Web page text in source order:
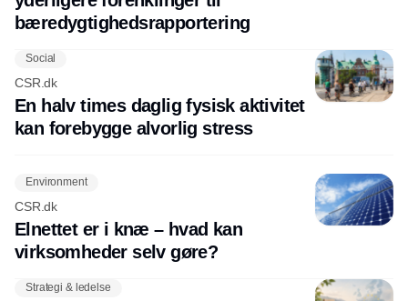
bæredygtighedsrapportering
Social
CSR.dk
En halv times daglig fysisk aktivitet
kan forebygge alvorlig stress
Environment
CSR.dk
Elnettet er i knæ – hvad kan
virksomheder selv gøre?
Strategi & ledelse